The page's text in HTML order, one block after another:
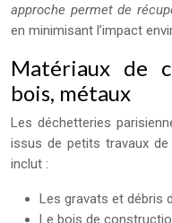
approche permet de
en minimisant l’impact
Matériaux de
bois, métaux
Les déchetteries
issus de petits travaux
inclut :
Les gravats et débris
Le bois de